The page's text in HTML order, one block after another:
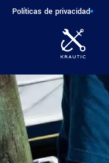
Políticas de privacidad